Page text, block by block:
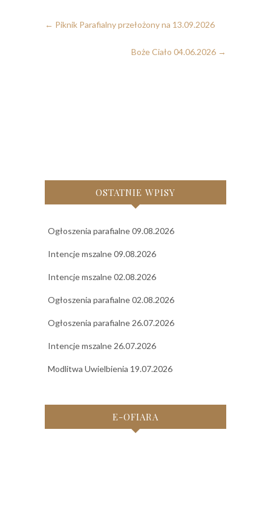
← Piknik Parafialny przełożony na 13.09.2026
Boże Ciało 04.06.2026 →
OSTATNIE WPISY
Ogłoszenia parafialne 09.08.2026
Intencje mszalne 09.08.2026
Intencje mszalne 02.08.2026
Ogłoszenia parafialne 02.08.2026
Ogłoszenia parafialne 26.07.2026
Intencje mszalne 26.07.2026
Modlitwa Uwielbienia 19.07.2026
E-OFIARA